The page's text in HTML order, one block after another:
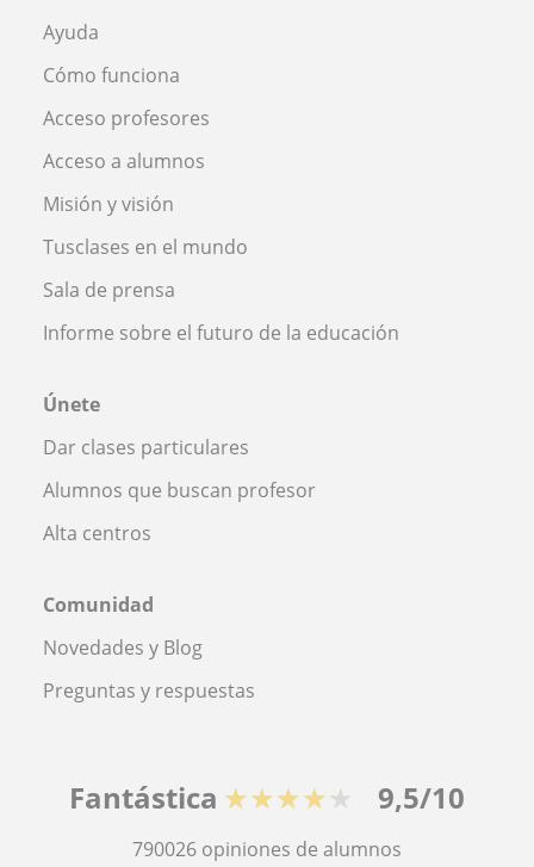
Ayuda
Cómo funciona
Acceso profesores
Acceso a alumnos
Misión y visión
Tusclases en el mundo
Sala de prensa
Informe sobre el futuro de la educación
Únete
Dar clases particulares
Alumnos que buscan profesor
Alta centros
Comunidad
Novedades y Blog
Preguntas y respuestas
Fantástica ★★★★★ 9,5/10
790026 opiniones de alumnos